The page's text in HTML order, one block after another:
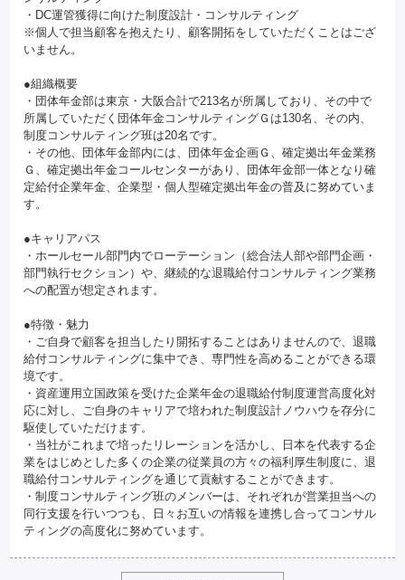
・DC運管獲得に向けた制度設計・コンサルティング
※個人で担当顧客を抱えたり、顧客開拓をしていただくことはござ
いません。
●組織概要
・団体年金部は東京・大阪合計で213名が所属しており、その中で
所属していただく団体年金コンサルティングＧは130名、その内、
制度コンサルティング班は20名です。
・その他、団体年金部内には、団体年金企画Ｇ、確定拠出年金業務
Ｇ、確定拠出年金コールセンターがあり、団体年金部一体となり確
定給付企業年金、企業型・個人型確定拠出年金の普及に努めていま
す。
●キャリアパス
・ホールセール部門内でローテーション（総合法人部や部門企画・
部門執行セクション）や、継続的な退職給付コンサルティング業務
への配置が想定されます。
●特徴・魅力
・ご自身で顧客を担当したり開拓することはありませんので、退職
給付コンサルティングに集中でき、専門性を高めることができる環
境です。
・資産運用立国政策を受けた企業年金の退職給付制度運営高度化対
応に対し、ご自身のキャリアで培われた制度設計ノウハウを存分に
駆使していただけます。
・当社がこれまで培ったリレーションを活かし、日本を代表する企
業をはじめとした多くの企業の従業員の方々の福利厚生制度に、退
職給付コンサルティングを通じて貢献することができます。
・制度コンサルティング班のメンバーは、それぞれが営業担当への
同行支援を行いつつも、日々お互いの情報を連携し合ってコンサル
ティングの高度化に努めています。